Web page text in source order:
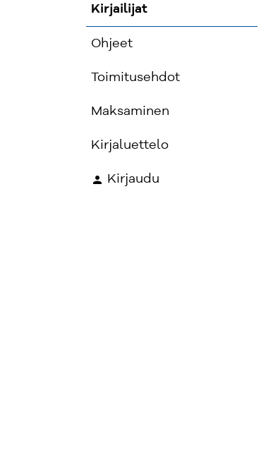
Kirjailijat
Ohjeet
Toimitusehdot
Maksaminen
Kirjaluettelo
Kirjaudu